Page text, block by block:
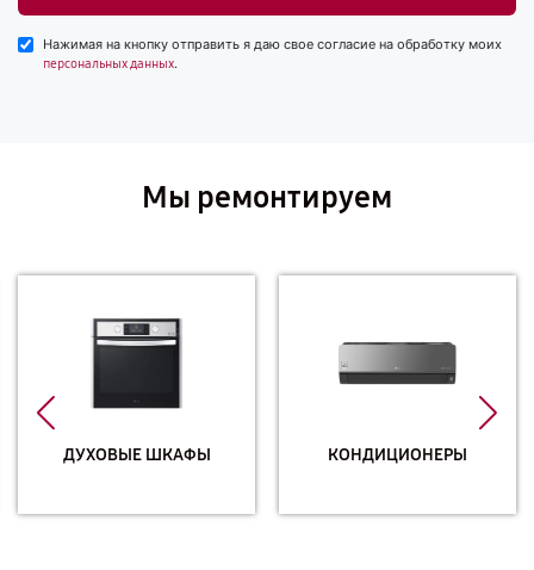
Нажимая на кнопку отправить я даю свое согласие на обработку моих
персональных данных.
Мы ремонтируем
ДУХОВЫЕ ШКАФЫ КОНДИЦИОНЕРЫ